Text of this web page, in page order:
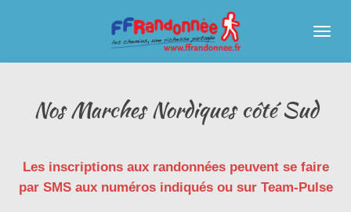
Nos Marches Nordiques côté Sud
Les inscriptions aux randonnées peuvent se faire
par SMS aux numéros indiqués ou sur Team-Pulse